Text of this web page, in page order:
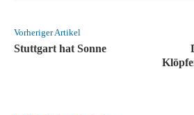
Vorheriger Artikel
Stuttgart hat Sonne